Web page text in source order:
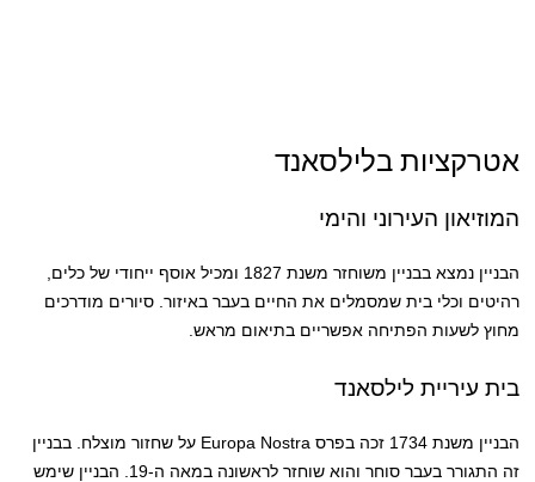
אטרקציות בלילסאנד
המוזיאון העירוני והימי
הבניין נמצא בבניין משוחזר משנת 1827 ומכיל אוסף ייחודי של כלים,
רהיטים וכלי בית שמסמלים את החיים בעבר באיזור. סיורים מודרכים
מחוץ לשעות הפתיחה אפשריים בתיאום מראש.
בית עיריית לילסאנד
הבניין משנת 1734 זכה בפרס Europa Nostra על שחזור מוצלח. בבניין
זה התגורר בעבר סוחר והוא שוחזר לראשונה במאה ה-19. הבניין שימש